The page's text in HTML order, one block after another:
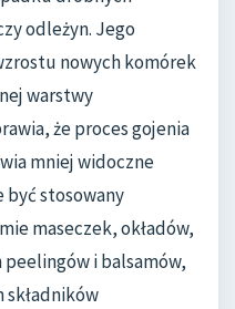
odleżyn. Jego
nowych komórek
warstwy
że proces gojenia
mniej widoczne
być stosowany
maseczek, okładów,
i balsamów,
składników